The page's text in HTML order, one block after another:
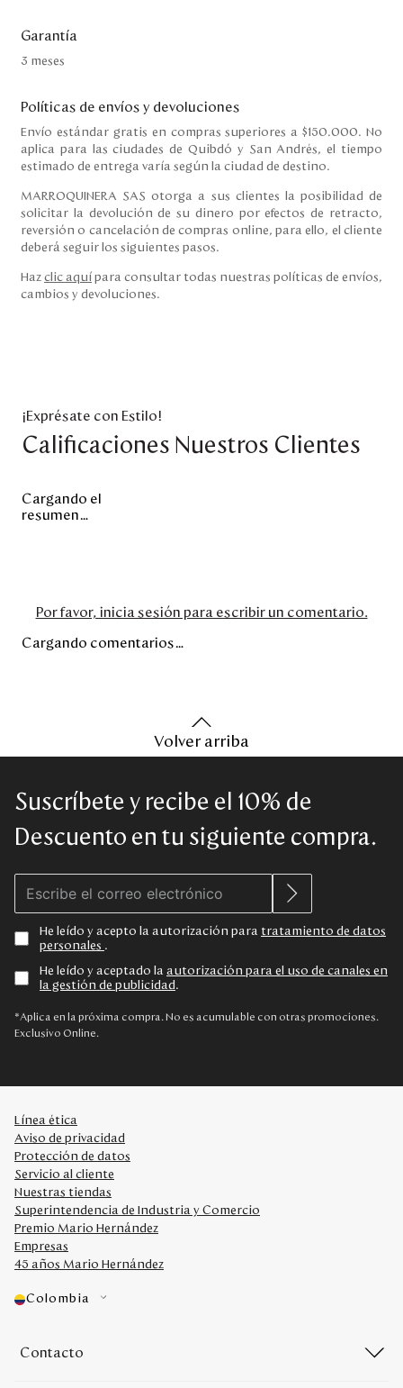
Garantía
3 meses
Políticas de envíos y devoluciones
Envío estándar gratis en compras superiores a $150.000. No
aplica para las ciudades de Quibdó y San Andrés, el tiempo
estimado de entrega varía según la ciudad de destino.
MARROQUINERA SAS otorga a sus clientes la posibilidad de
solicitar la devolución de su dinero por efectos de retracto,
reversión o cancelación de compras online, para ello, el cliente
deberá seguir los siguientes pasos.
Haz clic aquí para consultar todas nuestras políticas de envíos,
cambios y devoluciones.
¡Exprésate con Estilo!
Calificaciones Nuestros Clientes
Cargando el
resumen…
Por favor, inicia sesión para escribir un comentario.
Cargando comentarios…
Volver arriba
Suscríbete y recibe el 10% de
Descuento en tu siguiente compra.
He leído y acepto la autorización para tratamiento de datos
personales .
He leído y aceptado la autorización para el uso de canales en
la gestión de publicidad .
*Aplica en la próxima compra. No es acumulable con otras promociones.
Exclusivo Online.
Línea ética
Aviso de privacidad
Protección de datos
Servicio al cliente
Nuestras tiendas
Superintendencia de Industria y Comercio
Premio Mario Hernández
Empresas
45 años Mario Hernández
Colombia
Contacto